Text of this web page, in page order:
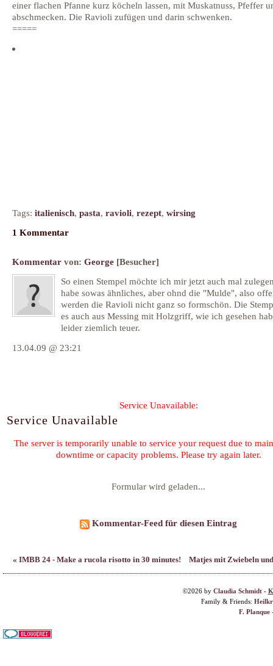
einer flachen Pfanne kurz köcheln lassen, mit Muskatnuss, Pfeffer
abschmecken. Die Ravioli zufügen und darin schwenken.
=====
Tags: italienisch, pasta, ravioli, rezept, wirsing
1 Kommentar
Kommentar von: George [Besucher]
So einen Stempel möchte ich mir jetzt auch mal
habe sowas ähnliches, aber ohnd die "Mulde", also
werden die Ravioli nicht ganz so formschön. Die
es auch aus Messing mit Holzgriff, wie ich gesehen
leider ziemlich teuer.
13.04.09 @ 23:21
Formular wird geladen...
Kommentar-Feed für diesen Eintrag
Family & Friends: